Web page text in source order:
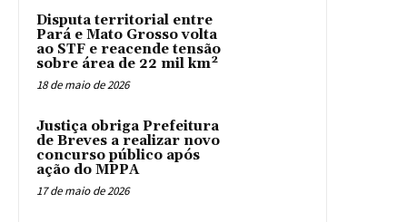
Disputa territorial entre
Pará e Mato Grosso volta
ao STF e reacende tensão
sobre área de 22 mil km²
18 de maio de 2026
Justiça obriga Prefeitura
de Breves a realizar novo
concurso público após
ação do MPPA
17 de maio de 2026